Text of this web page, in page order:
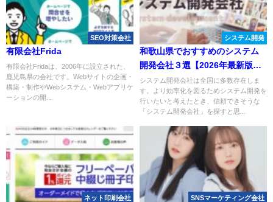
SEO対策会社
有限会社Frida
有限会社Fridaは、2006年に設立された、
鹿児島県の会社です。Webサイトの企画・
構築・制作やWebシステム・Webアプリケ
ーションの開...
システム開発
和歌山県でおすすめのシステム
開発会社３選【2026年最新版】
和歌山市
システム開発会社は全国に多数存在しま
す。より効率化を図るためシステム開発を
行いたいと考えたとき、信頼できそうな
「システム開発会社」を探すと思...
ネット印刷会社 SNSマーケティング会社